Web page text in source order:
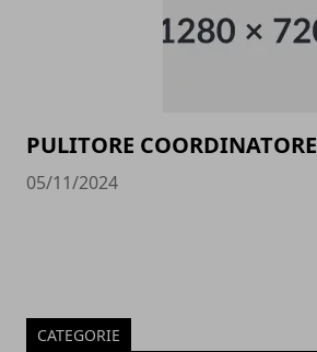
PULITORE COORDINATORE
05/11/2024
CATEGORIE